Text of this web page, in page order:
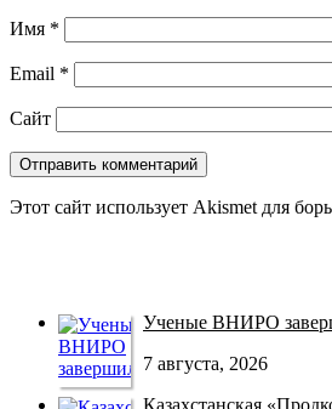
Имя *
Email *
Сайт
Этот сайт использует Akismet для
Ученые ВНИРО
7 августа, 2026